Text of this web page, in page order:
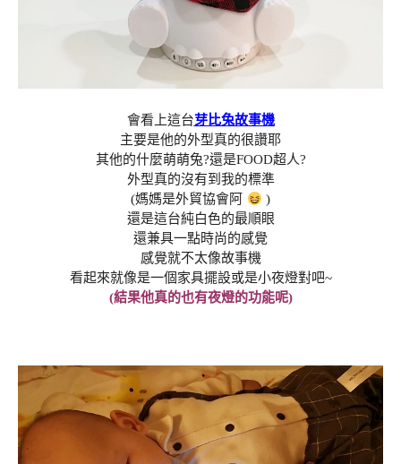
會看上這台芽比兔故事機
主要是他的外型真的很讚耶
其他的什麼萌萌兔?還是FOOD超人?
外型真的沒有到我的標準
(媽媽是外貿協會阿
)
還是這台純白色的最順眼
還兼具一點時尚的感覺
感覺就不太像故事機
看起來就像是一個家具擺設或是小夜燈對吧~
(結果他真的也有夜燈的功能呢)